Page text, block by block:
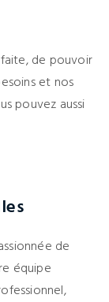
de pouvoir
et nos
pouvez aussi
de
équipe